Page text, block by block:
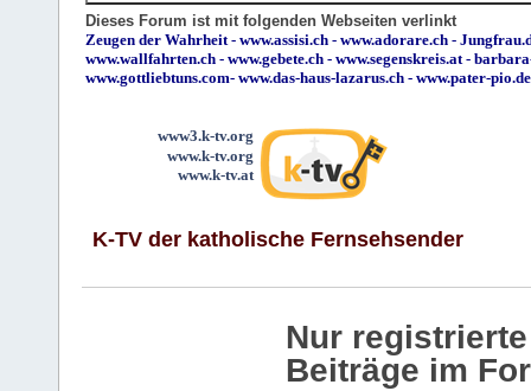
Dieses Forum ist mit folgenden Webseiten verlinkt
Zeugen der Wahrheit- www.assisi.ch - www.adorare.ch -
www.wallfahrten.ch - www.gebete.ch - www.segenskreis.at-
www.gottliebtuns.com- www.das-haus-lazarus.ch - www.pater-pio.de
www3.k-tv.org
www.k-tv.org
www.k-tv.at
K-TV der katholische Fernsehsender
Nur
Beiträge im